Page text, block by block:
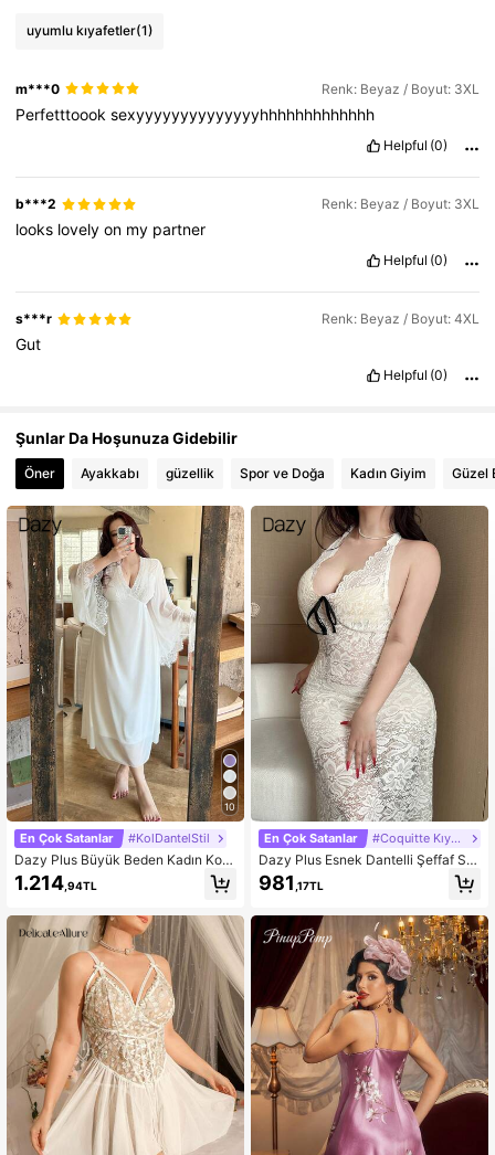
4,77 38K Takipçiler
uyumlu kıyafetler(1)
m***0 Renk: Beyaz / Boyut: 3XL
Perfetttoooksexyyyyyyyyyyyyyyhhhhhhhhhhhhh
Helpful (0)
b***2 Renk: Beyaz / Boyut: 3XL
looks lovelyon my partner
Helpful (0)
s***r Renk: Beyaz / Boyut: 4XL
Gut
Helpful (0)
Şunlar Da Hoşunuza Gidebilir
Öner Ayakkabı güzellik Spor ve Doğa Kadın Giyim Güzel
10
En Çok Satanlar #KolDantelStil
Dazy Plus Büyük Beden Kadın Kont
rast Dantelli Seksi Uzun Kollu Şifon
Maxi Gecelik, Bel Oturtmalı, Bahar/
1.214,94TL
En Çok Satanlar #Coquitte Kıyafeti
Dazy Plus Esnek Dantelli Şeffaf Se
ksi İç Giyim Midi Gece Elbisesi Pija
ma
981 ,17TL